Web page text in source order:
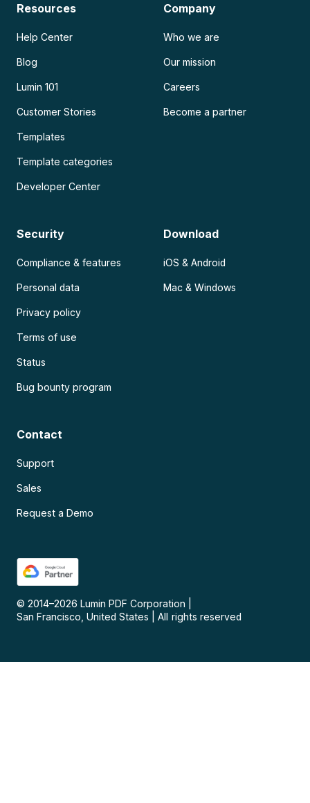
Resources
Help Center
Blog
Lumin 101
Customer Stories
Templates
Template categories
Developer Center
Company
Who we are
Our mission
Careers
Become a partner
Security
Compliance & features
Personal data
Privacy policy
Terms of use
Status
Bug bounty program
Download
iOS & Android
Mac & Windows
Contact
Support
Sales
Request a Demo
© 2014–2026 Lumin PDF Corporation
San Francisco, United States
All rights reserved